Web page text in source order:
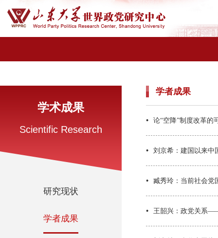
学术成果
Scientific Research
研究现状
学者成果
学者成果
论“空降”制度改革的
刘京希：建国以来中
臧秀玲：当前社会党
王韶兴：政党关系